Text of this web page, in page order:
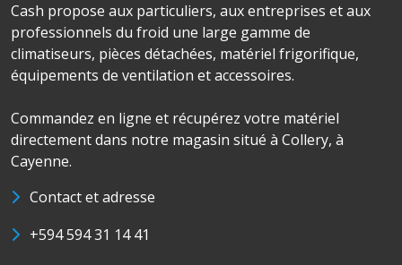
Cash propose aux particuliers, aux entreprises et aux
professionnels du froid une large gamme de
climatiseurs, pièces détachées, matériel frigorifique,
équipements de ventilation et accessoires.
Commandez en ligne et récupérez votre matériel
directement dans notre magasin situé à Collery, à
Cayenne.
Contact et adresse
+594 594 31 14 41